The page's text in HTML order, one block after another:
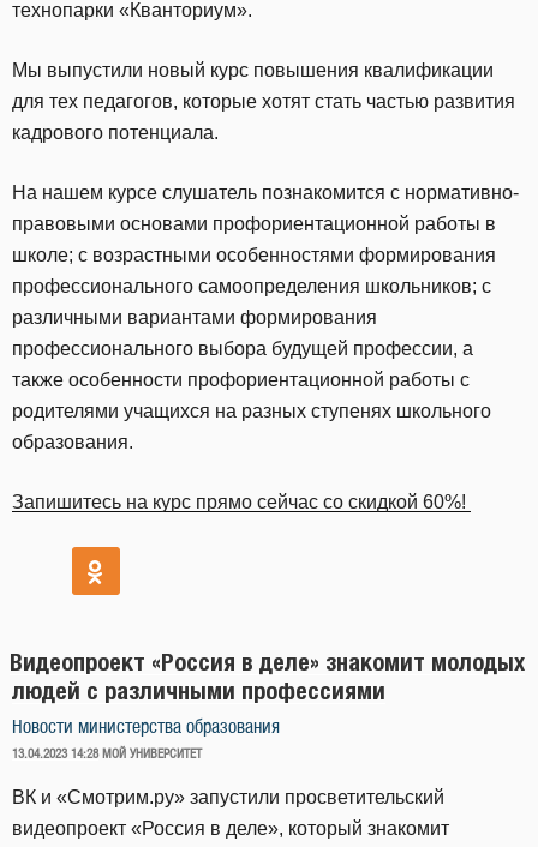
технопарки «Кванториум».
Мы выпустили новый курс повышения квалификации
для тех педагогов, которые хотят стать частью развития
кадрового потенциала.
На нашем курсе слушатель познакомится с нормативно-
правовыми основами профориентационной работы в
школе; с возрастными особенностями формирования
профессионального самоопределения школьников; с
различными вариантами формирования
профессионального выбора будущей профессии, а
также особенности профориентационной работы с
родителями учащихся на разных ступенях школьного
образования.
Запишитесь на курс прямо сейчас со скидкой 60%!
Видеопроект «Россия в деле» знакомит молодых
людей с различными профессиями
Новости министерства образования
ОПУБЛИКОВАНО
13.04.2023 14:28 МОЙ УНИВЕРСИТЕТ
ВК и «Смотрим.ру» запустили просветительский
видеопроект «Россия в деле», который знакомит